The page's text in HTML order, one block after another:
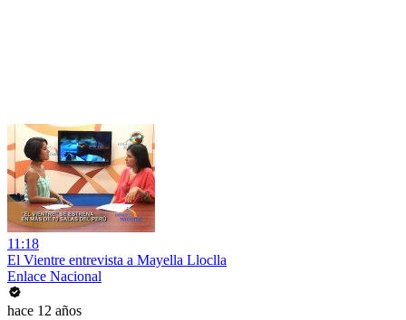
11:18
El Vientre entrevista a Mayella Lloclla
Enlace Nacional
hace 12 años